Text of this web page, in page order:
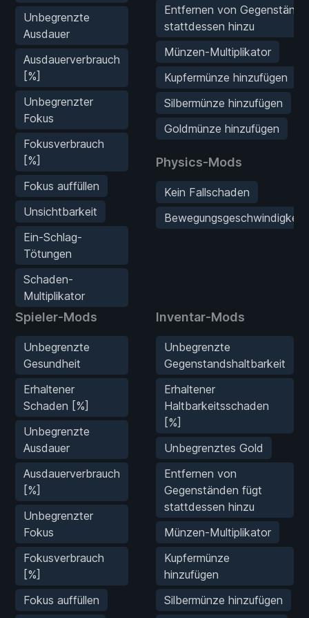
Unbegrenzte
Ausdauer
Ausdauerverbrauch
[%]
Unbegrenzter
Fokus
Fokusverbrauch
[%]
Fokus auffüllen
Unsichtbarkeit
Ein-Schlag-
Tötungen
Schaden-
Multiplikator
Entfernen von
stattdessen hinzu
Münzen-Multiplikator
Kupfermünze hinzufügen
Silbermünze hinzufügen
Goldmünze hinzufügen
Physics-Mods
Kein Fallschaden
Spieler-Mods
Unbegrenzte
Gesundheit
Erhaltener
Schaden [%]
Unbegrenzte
Ausdauer
Ausdauerverbrauch
[%]
Unbegrenzter
Fokus
Fokusverbrauch
[%]
Fokus auffüllen
Inventar-Mods
Unbegrenzte
Gegenstandshaltbarkeit
Erhaltener
Haltbarkeitsschaden
[%]
Unbegrenztes Gold
Entfernen von
Gegenständen fügt
stattdessen hinzu
Münzen-Multiplikator
Kupfermünze
hinzufügen
Silbermünze hinzufügen